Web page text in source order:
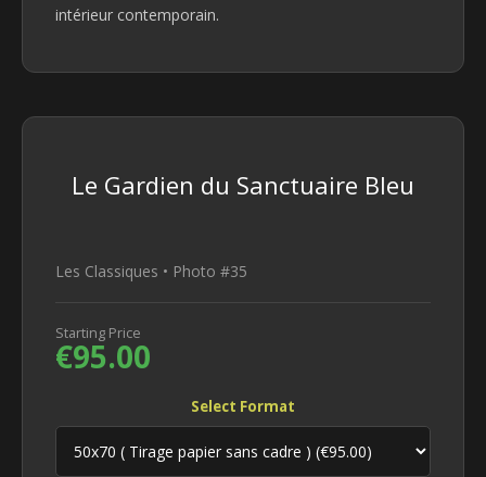
intérieur contemporain.
Le Gardien du Sanctuaire Bleu
Les Classiques • Photo #35
Starting Price
€95.00
Select Format